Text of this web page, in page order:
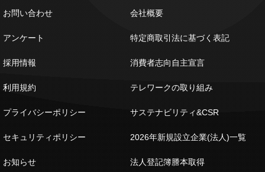
お問い合わせ
アンケート
採用情報
利用規約
プライバシーポリシー
セキュリティポリシー
お知らせ
会社概要
特定商取引法に基づく表記
消費者志向自主宣言
テレワークの取り組み
サステナビリティ&CSR
2026年新規設立企業(法人)一覧
法人登記簿謄本取得